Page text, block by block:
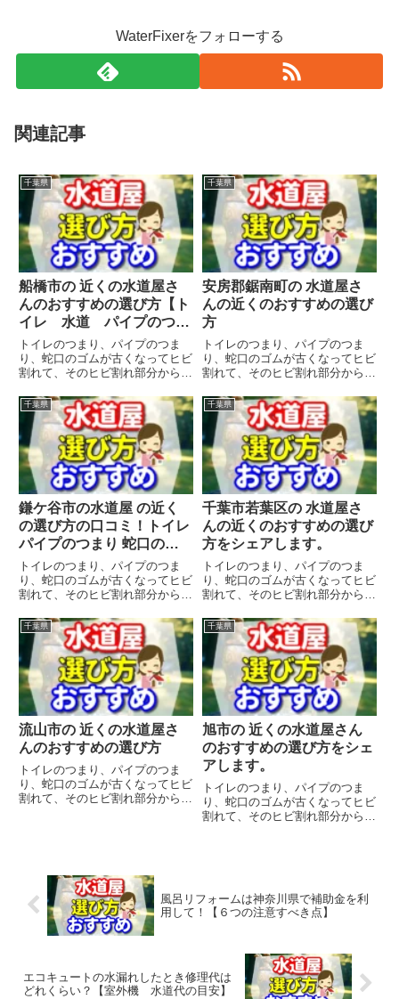
WaterFixerをフォローする
関連記事
千葉県
船橋市の 近くの水道屋さ
んのおすすめの選び方【ト
イレ 水道 パイプのつま
り 蛇口の水漏れ修理】
トイレのつまり、パイプのつま
り、蛇口のゴムが古くなってヒビ
割れて、そのヒビ割れ部分から水
ストに入っている 近くの水道屋
さんに慌てて電話すると損する場
合があります。というのも、出張
費がかかったり、よくわからずに
ト...
千葉県
安房郡鋸南町の 水道屋さ
んの近くのおすすめの選び
方
トイレのつまり、パイプのつま
り、蛇口のゴムが古くなってヒビ
割れて、そのヒビ割れ部分から水
ストに入っている 近くの水道屋
さんに慌てて電話すると損する場
合があります。というのも、出張
費がかかったり、よくわからずに
ト...
千葉県
鎌ケ谷市の水道屋 の近く
の選び方の口コミ！トイレ
パイプのつまり 蛇口の水
漏れ工事や修理の前にチェ
ックすることをシェアしま
す。
トイレのつまり、パイプのつま
り、蛇口のゴムが古くなってヒビ
割れて、そのヒビ割れ部分から水
ストに入っている 近くの水道屋
さんに慌てて電話すると損する場
合があります。というのも、出張
費がかかったり、よくわからずに
ト...
千葉県
千葉市若葉区の 水道屋さ
んの近くのおすすめの選び
方をシェアします。
トイレのつまり、パイプのつま
り、蛇口のゴムが古くなってヒビ
割れて、そのヒビ割れ部分から水
ストに入っている 近くの水道屋
さんに慌てて電話すると損する場
合があります。というのも、出張
費がかかったり、よくわからずに
ト...
千葉県
流山市の 近くの水道屋さ
んのおすすめの選び方
トイレのつまり、パイプのつま
り、蛇口のゴムが古くなってヒビ
割れて、そのヒビ割れ部分から水
千葉県
旭市の 近くの水道屋さん
のおすすめの選び方をシェ
アします。
トイレのつまり、パイプのつま
り、蛇口のゴムが古くなってヒビ
割れて、そのヒビ割れ部分から水
ト...
風呂リフォームは神奈川県で補助金を利
用して！【６つの注意すべき点】
エコキュートの水漏れしたとき修理代は
どれくらい？【室外機 水道代の目安】